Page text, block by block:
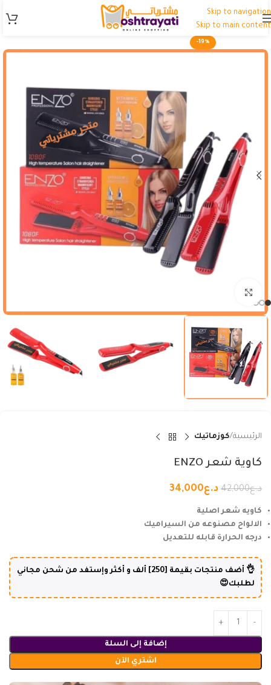
Skip to navigation
Skip to main content
-19%
الرئيسية كوزماتيك
كاوية شعر ENZO
د.ع42,000 د.ع34,000
كاويه شعر اصلية
الالواح مصنوعه من السيراميك
درجه الحرارة قابله للتعديل
👌 أضف منتجات بقيمة [250] ألف و أكثر وإستفد من شحن مجاني
لطلبك😍
إضافة إلى السلة
اشتري الآن